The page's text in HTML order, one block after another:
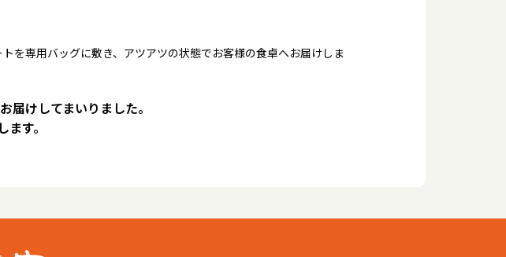
を専用バッグに敷き、アツアツの状態でお客様の食卓へお届けしま
けしてまいりました。
す。